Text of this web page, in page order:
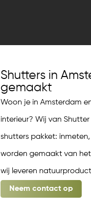
Shutters in
gemaakt
Woon je in Amsterdam
interieur? Wij van
shutters pakket:
worden gemaakt van
wij leveren
Neem contact op